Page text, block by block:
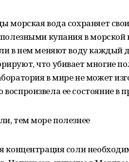
морская вода сохраняет
купания в морской
в нем меняют воду каждый
что убивает многие
в мире не может
ее состояние в
тем море полезнее
концентрация соли